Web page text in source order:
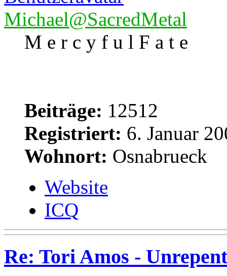
Michael@SacredMetal
M e r c y f u l F a t e
Beiträge: 12512
Registriert: 6. Januar
Wohnort: Osnabrueck
Website
ICQ
Re: Tori Amos -